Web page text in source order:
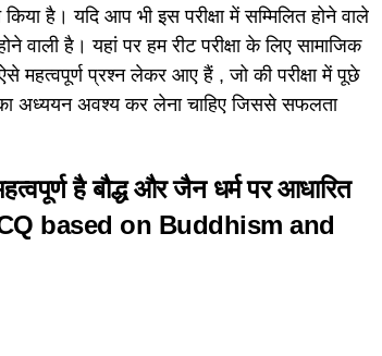
है। यदि आप भी इस परीक्षा में सम्मिलित होने वाले
वाली है। यहां पर हम रीट परीक्षा के लिए सामाजिक
महत्वपूर्ण प्रश्न लेकर आए हैं , जो की परीक्षा में पूछे
का अध्ययन अवश्य कर लेना चाहिए जिससे सफलता
है बौद्ध और जैन धर्म पर आधारित
based on Buddhism and